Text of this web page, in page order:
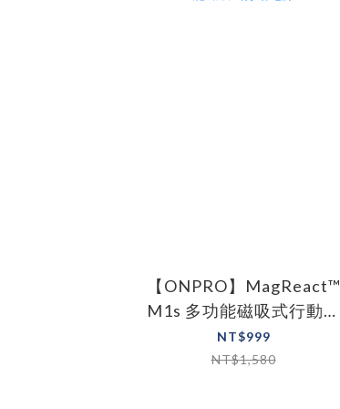
【ONPRO】MagReact™
M1s 多功能磁吸式行動電
源
NT$999
NT$1,580